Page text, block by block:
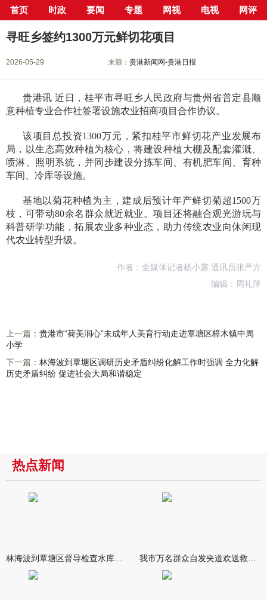
首页 时政 要闻 专题 网视 电视 网评
当前位置： 首页> 新闻中心> 要闻> 正文
寻旺乡签约1300万元鲜切花项目
2026-05-29 来源：贵港新闻网-贵港日报
贵港讯 近日，桂平市寻旺乡人民政府与贵州省普定县顺
意种植专业合作社签署设施农业招商项目合作协议。
该项目总投资1300万元，紧扣桂平市鲜切花产业发展布
局，以生态高效种植为核心，将建设种植大棚及配套灌溉、
喷淋、照明系统，并同步建设分拣车间、有机肥车间、育种
车间、冷库等设施。
基地以菊花种植为主，建成后预计年产鲜切菊超1500万
枝，可带动80余名群众就近就业。项目还将融合观光游玩与
科普研学功能，拓展农业多种业态，助力传统农业向休闲现
代农业转型升级。
作者：全媒体记者杨小露 通讯员张严方
编辑：周礼萍
上一篇： 贵港市“荷美润心”未成年人美育行动走进覃塘区樟木镇中周
小学
下一篇： 林海波到覃塘区调研历史矛盾纠纷化解工作时强调 全力化解
历史矛盾纠纷 促进社会大局和谐稳定
热点新闻